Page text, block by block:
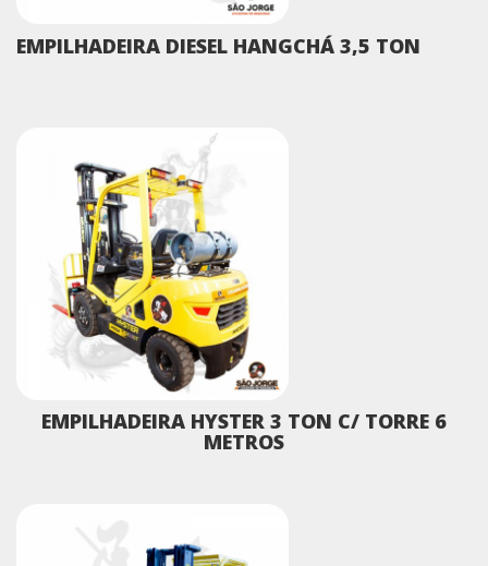
EMPILHADEIRA DIESEL HANGCHÁ 3,5 TON
EMPILHADEIRA HYSTER 3 TON C/ TORRE 6
METROS